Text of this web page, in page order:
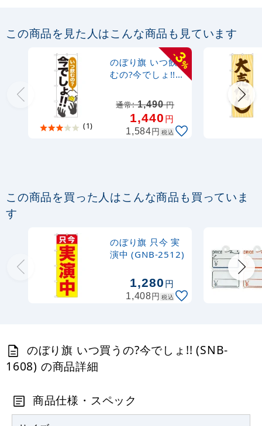
1.6～3m 伸縮式 緑 (30537GRN)
税抜
売り切れ中
購入不可
定番のぼり竿 オリジナルのぼりポール
1.6～3m 伸縮式 水色 (30537SBL)
367
定番のぼり竿 オリジナルのぼりポール
1.6～3m 伸縮式 黒 (30537BLK)
403円 税込 カゴへ
注水型マルチのぼりスタンド 20L
カゴへ
この商品を見た人はこんな商品も見ています
(1)
-
3
%
のぼり旗 いつ飲
むの?今でしょ!!
通常:1,490円
1,440円
1,584円 税込
この商品を買った人はこんな商品も買っていま
す
のぼり旗 只今 実
演中 (GNB-2512)
1,280円
1,408円 税込
のぼり旗 いつ買うの?今でしょ!! (SNB-
1608) の商品詳細
商品仕様・スペック